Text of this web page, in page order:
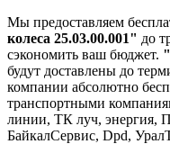
Мы предоставляем
колеса 25.03.00.001" до
сэкономить ваш бюджет.
будут доставлены до
компании абсолютно
транспортными
линии, ТК луч, энергия,
БайкалСервис, Dpd,